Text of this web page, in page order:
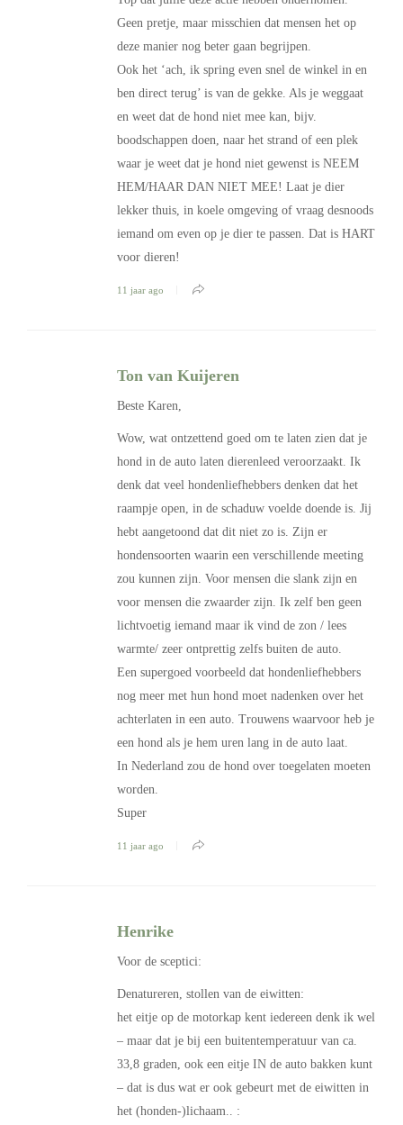
Geen pretje, maar misschien dat mensen het op
deze manier nog beter gaan begrijpen.
Ook het ‘ach, ik spring even snel de winkel in en
ben direct terug’ is van de gekke. Als je weggaat
en weet dat de hond niet mee kan, bijv.
boodschappen doen, naar het strand of een plek
waar je weet dat je hond niet gewenst is NEEM
HEM/HAAR DAN NIET MEE! Laat je dier
lekker thuis, in koele omgeving of vraag desnoods
iemand om even op je dier te passen. Dat is HART
voor dieren!
11 jaar ago
Ton van Kuijeren
Beste Karen,
Wow, wat ontzettend goed om te laten zien dat je
hond in de auto laten dierenleed veroorzaakt. Ik
denk dat veel hondenliefhebbers denken dat het
raampje open, in de schaduw voelde doende is. Jij
hebt aangetoond dat dit niet zo is. Zijn er
hondensoorten waarin een verschillende meeting
zou kunnen zijn. Voor mensen die slank zijn en
voor mensen die zwaarder zijn. Ik zelf ben geen
lichtvoetig iemand maar ik vind de zon / lees
warmte/ zeer ontprettig zelfs buiten de auto.
Een supergoed voorbeeld dat hondenliefhebbers
nog meer met hun hond moet nadenken over het
achterlaten in een auto. Trouwens waarvoor heb je
een hond als je hem uren lang in de auto laat.
In Nederland zou de hond over toegelaten moeten
worden.
Super
11 jaar ago
Henrike
Voor de sceptici:
Denatureren, stollen van de eiwitten:
het eitje op de motorkap kent iedereen denk ik wel
– maar dat je bij een buitentemperatuur van ca.
33,8 graden, ook een eitje IN de auto bakken kunt
– dat is dus wat er ook gebeurt met de eiwitten in
het (honden-)lichaam.. :